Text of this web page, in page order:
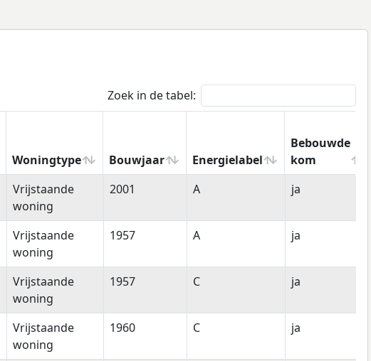
Zoek in de tabel:
Woningtype Bouwjaar Energielabel
Bebouwde
kom
Woningtype Bouwjaar Energielabel
Bebouwde
kom
Vrijstaande
woning
2001 A ja
Vrijstaande
woning
1957 A ja
Vrijstaande
woning
1957 C ja
Vrijstaande
woning
1960 C ja